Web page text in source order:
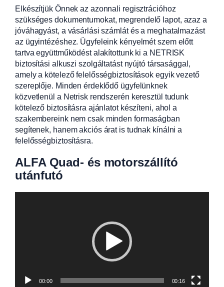
Elkészítjük Önnek az azonnali regisztrációhoz
szükséges dokumentumokat, megrendelő lapot, azaz a
jóváhagyást, a vásárlási számlát és a meghatalmazást
az ügyintézéshez. Ügyfeleink kényelmét szem előtt
tartva együttműködést alakítottunk ki a NETRISK
biztosítási alkuszi szolgáltatást nyújtó társasággal,
amely a kötelező felelősségbiztosítások egyik vezető
szereplője. Minden érdeklődő ügyfelünknek
közvetlenül a Netrisk rendszerén keresztül tudunk
kötelező biztosításra ajánlatot készíteni, ahol a
szakembereink nem csak minden formaságban
segítenek, hanem akciós árat is tudnak kínálni a
felelősségbiztosításra.
ALFA Quad- és motorszállító
utánfutó
00:00 00:16